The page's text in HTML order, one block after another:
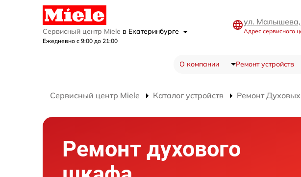
Сервисный центр Miele в Екатеринбурге
Ежедневно с 9:00 до 21:00
ул. Малышева,
Адрес сервисного
О компании Ремонт устройств
Сервисный центр Miele Каталог устройств Ремонт
Ремонт духового